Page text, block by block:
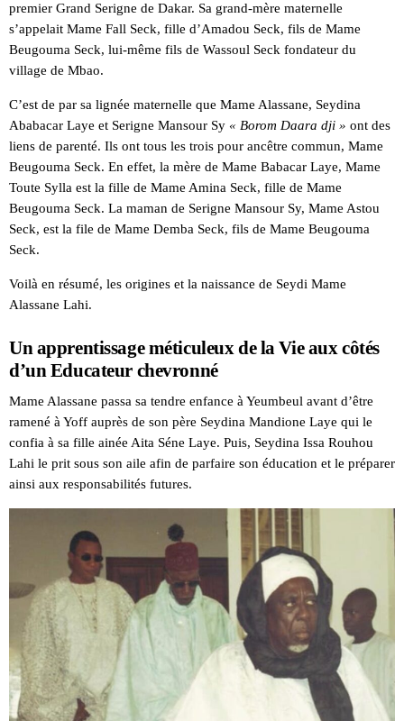
premier Grand Serigne de Dakar. Sa grand-mère maternelle
s’appelait Mame Fall Seck, fille d’Amadou Seck, fils de Mame
Beugouma Seck, lui-même fils de Wassoul Seck fondateur du
village de Mbao.
C’est de par sa lignée maternelle que Mame Alassane, Seydina
Ababacar Laye et Serigne Mansour Sy « Borom Daara dji » ont des
liens de parenté. Ils ont tous les trois pour ancêtre commun, Mame
Beugouma Seck. En effet, la mère de Mame Babacar Laye, Mame
Toute Sylla est la fille de Mame Amina Seck, fille de Mame
Beugouma Seck. La maman de Serigne Mansour Sy, Mame Astou
Seck, est la file de Mame Demba Seck, fils de Mame Beugouma
Seck.
Voilà en résumé, les origines et la naissance de Seydi Mame
Alassane Lahi.
Un apprentissage méticuleux de la Vie aux côtés
d’un Educateur chevronné
Mame Alassane passa sa tendre enfance à Yeumbeul avant d’être
ramené à Yoff auprès de son père Seydina Mandione Laye qui le
confia à sa fille ainée Aita Séne Laye. Puis, Seydina Issa Rouhou
Lahi le prit sous son aile afin de parfaire son éducation et le préparer
ainsi aux responsabilités futures.